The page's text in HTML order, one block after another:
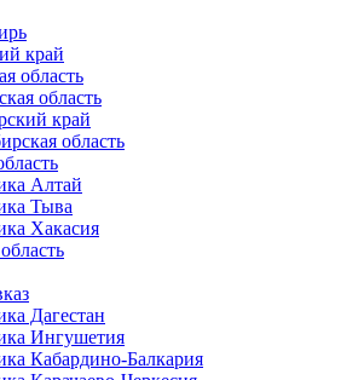
край
область
область
край
область
Алтай
Тыва
Хакасия
Дагестан
Ингушетия
Кабардино-Балкария